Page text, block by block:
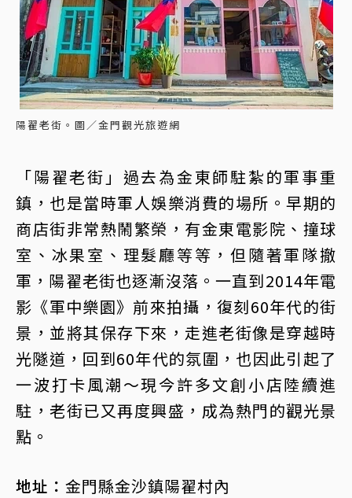
陽翟老街。圖／金門觀光旅遊網
「陽翟老街」過去為金東師駐紮的軍事重
鎮，也是當時軍人娛樂消費的場所。早期的
商店街非常熱鬧繁榮，有金東電影院、撞球
室、冰果室、理髮廳等等，但隨著軍隊撤
軍，陽翟老街也逐漸沒落。一直到2014年電
影《軍中樂園》前來拍攝，復刻60年代的街
景，並將其保存下來，走進老街像是穿越時
光隧道，回到60年代的氛圍，也因此引起了
一波打卡風潮～現今許多文創小店陸續進
駐，老街已又再度興盛，成為熱門的觀光景
點。
地址： 金門縣金沙鎮陽翟村內